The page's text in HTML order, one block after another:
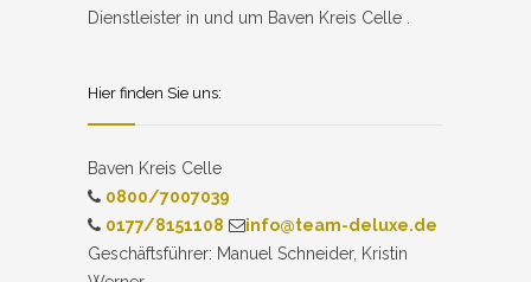
Dienstleister in und um Baven Kreis Celle .
Hier finden Sie uns:
Baven Kreis Celle
0800/7007039
0177/8151108
info@team-deluxe.de
Geschäftsführer: Manuel Schneider, Kristin